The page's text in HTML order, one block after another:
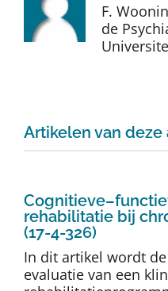
Auteurs
Over Dth
F.
de
Artikelen van deze
rehabilitatie bij
(17-4-326)
In dit artikel wordt
evaluatie van een